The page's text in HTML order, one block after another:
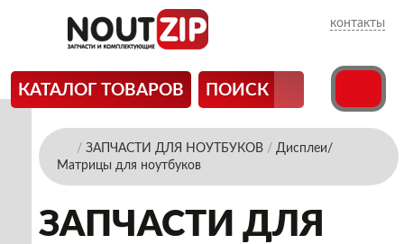
контакты
КАТАЛОГ ТОВАРОВ ПОИСК
/ ЗАПЧАСТИ ДЛЯ НОУТБУКОВ / Дисплеи/
Матрицы для ноутбуков
ЗАПЧАСТИ ДЛЯ